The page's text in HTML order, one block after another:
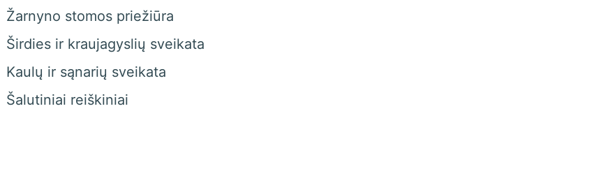
Žarnyno stomos priežiūra
Širdies ir kraujagyslių sveikata
Kaulų ir sąnarių sveikata
Šalutiniai reiškiniai